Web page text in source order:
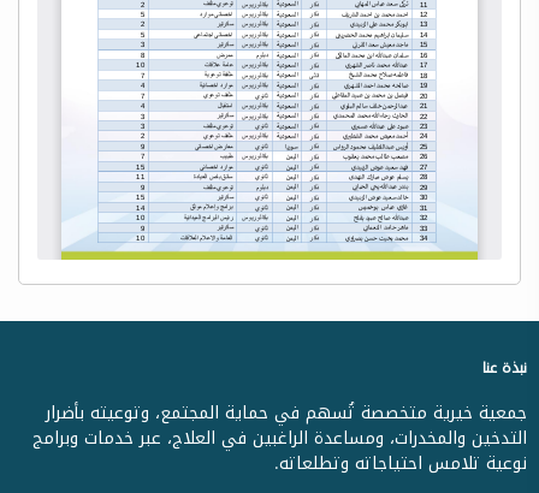
نبذة عنا
جمعية خيرية متخصصة تُسهم في حماية المجتمع، وتوعيته بأضرار
التدخين والمخدرات، ومساعدة الراغبين في العلاج، عبر خدمات وبرامج
نوعية تلامس احتياجاته وتطلعاته.